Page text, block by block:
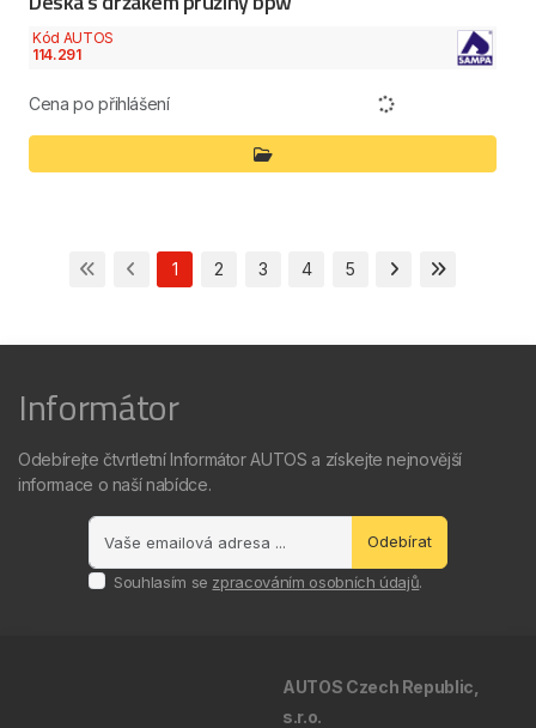
Kód AUTOS
114.291
Cena po přihlášení
1 2 3 4 5
Informátor
Odebírejte čtvrtletní Informátor AUTOS a získejte nejnovější
informace o naší nabídce.
Odebírat
Souhlasím se zpracováním osobních údajů.
AUTOS Czech Republic,
s.r.o.